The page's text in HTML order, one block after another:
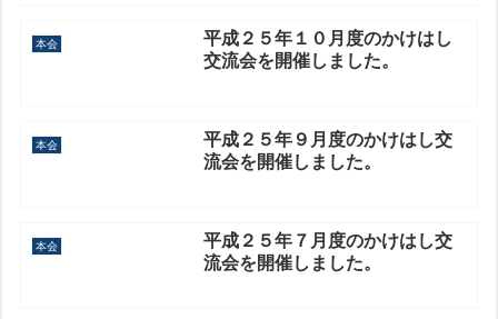
本会
平成２５年１０月度のかけはし
交流会を開催しました。
本会
平成２５年９月度のかけはし交
流会を開催しました。
本会
平成２５年７月度のかけはし交
流会を開催しました。